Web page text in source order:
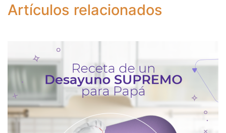
Artículos relacionados